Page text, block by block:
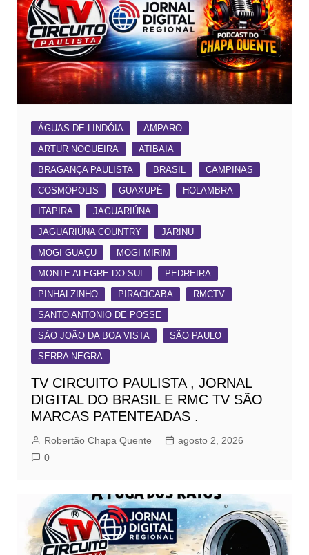
ÁGUAS DE LINDÓIA
AMPARO
ARTUR NOGUEIRA
ATIBAIA
BRAGANÇA PAULISTA
BRASIL
CAMPINAS
COSMÓPOLIS
GUAXUPÉ
HOLAMBRA
ITAPIRA
JAGUARIÚNA
JAGUARIÚNA COUNTRY
JARINU
MOGI GUAÇU
MOGI MIRIM
MONTE ALEGRE DO SUL
PEDREIRA
PINHALZINHO
PIRACICABA
RMCTV
SANTO ANTONIO DE POSSE
SÃO JOÃO DA BOA VISTA
SÃO PAULO
SERRA NEGRA
TV CIRCUITO PAULISTA , JORNAL
DIGITAL DO BRASIL E RMC TV SÃO
MARCAS PATENTEADAS .
Robertão Chapa Quente
agosto 2, 2026
0